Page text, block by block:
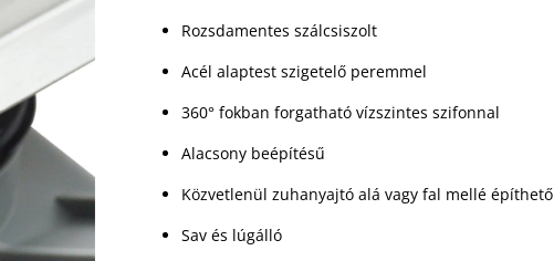
Rozsdamentes szálcsiszolt
Acél alaptest szigetelő peremmel
360° fokban forgatható vízszintes szifonnal
Alacsony beépítésű
Közvetlenül zuhanyajtó alá vagy fal mellé építhető
Sav és lúgálló